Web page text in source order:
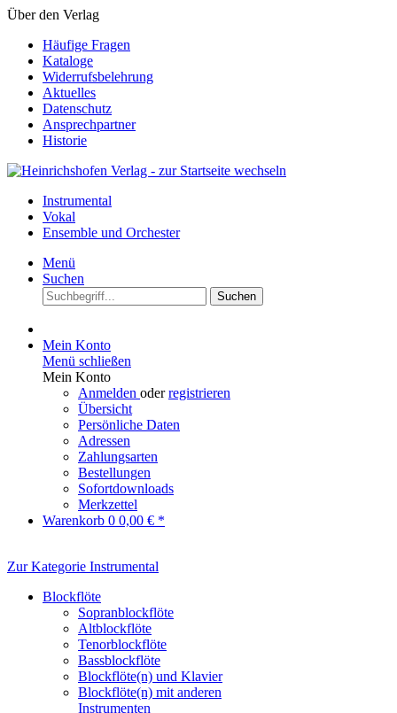
Über den Verlag
Häufige Fragen
Kataloge
Widerrufsbelehrung
Aktuelles
Datenschutz
Ansprechpartner
Historie
Instrumental
Vokal
Ensemble und Orchester
Menü
Suchen
Suchen
Mein Konto
Menü schließen
Mein Konto
Anmelden oderregistrieren
Übersicht
Persönliche Daten
Adressen
Zahlungsarten
Bestellungen
Sofortdownloads
Merkzettel
Warenkorb 0 0,00 € *
Zur Kategorie Instrumental
Blockflöte
Sopranblockflöte
Altblockflöte
Tenorblockflöte
Bassblockflöte
Blockflöte(n) und Klavier
Blockflöte(n) mit anderen
Instrumenten